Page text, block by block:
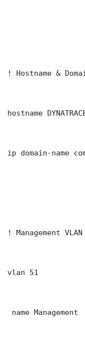
! Hostname &
hostname
ip domain-name
! Management VLAN
vlan 51
name Management